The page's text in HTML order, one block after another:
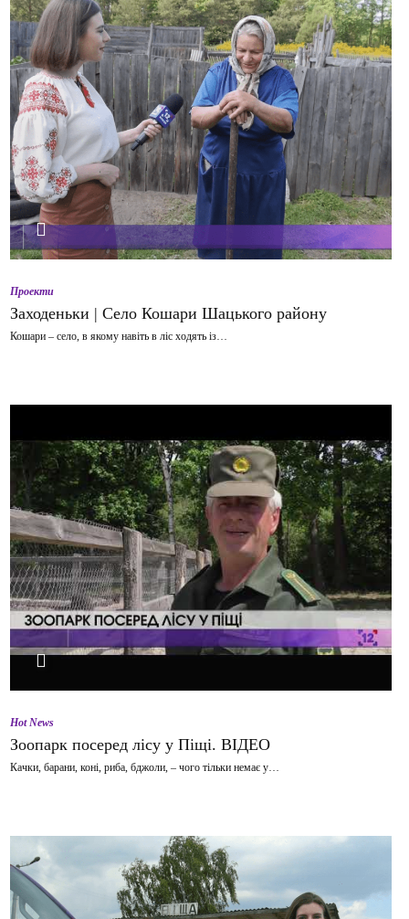
ВІДТВОРИТИ ВІДЕО
Проекти
Заходеньки | Село Кошари Шацького району
Кошари – село, в якому навіть в ліс ходять із…
Hot News
Зоопарк посеред лісу у Піщі. ВІДЕО
Качки, барани, коні, риба, бджоли, – чого тільки немає у…